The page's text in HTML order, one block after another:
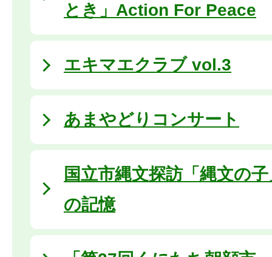
とき」Action For Peace
エキマエクラブ vol.3
あまやどりコンサート
国立市縄文探訪「縄文の
の記憶